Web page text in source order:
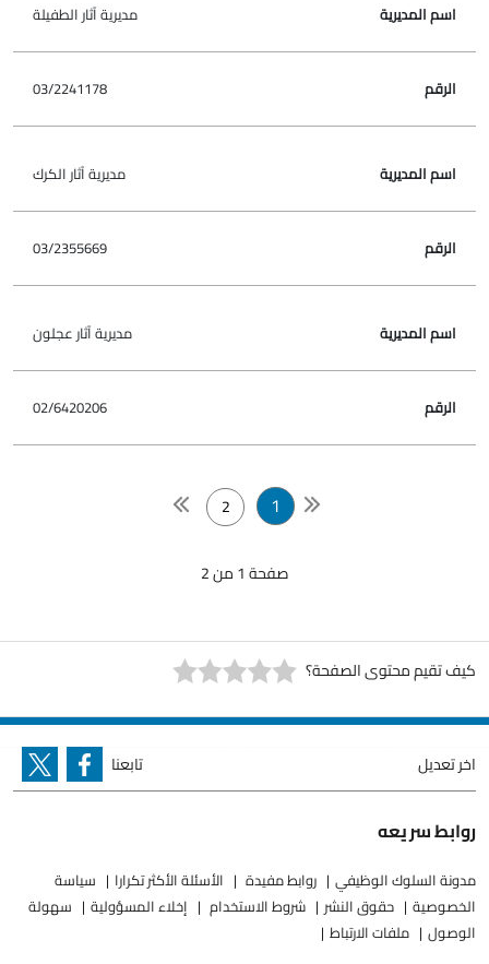
مديرية آثار الطفيلة
03/2241178
مديرية آثار الكرك
03/2355669
مديرية آثار عجلون
02/6420206
1
2
صفحة 1 من 2
كيف تقيم محتوى الصفحة؟
اخر تعديل تابعنا
روابط سريعه
مدونة السلوك الوظيفي روابط مفيدة الأسئلة الأكثر تكرارا
سياسة
الخصوصية
حقوق النشر شروط الاستخدام إخلاء المسؤولية
سهولة
الوصول
ملفات الارتباط